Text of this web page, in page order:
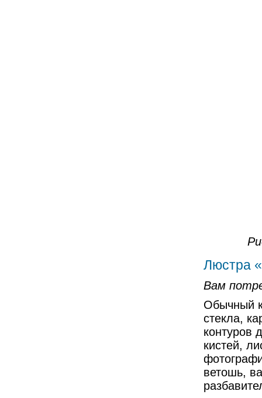
Люстра
Вам
Обычный
стекла,
контуров
кистей,
ветошь,